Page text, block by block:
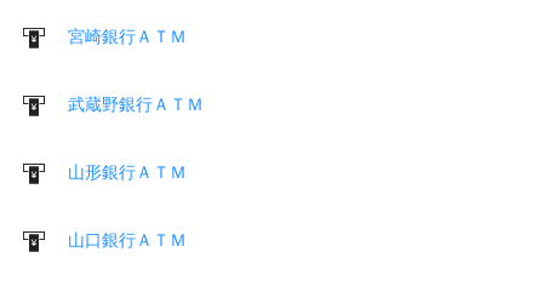
宮崎銀行ＡＴＭ
武蔵野銀行ＡＴＭ
山形銀行ＡＴＭ
山口銀行ＡＴＭ